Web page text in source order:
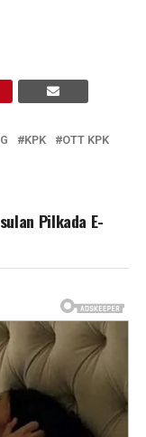
KPK
OTT KPK
Pilkada E-